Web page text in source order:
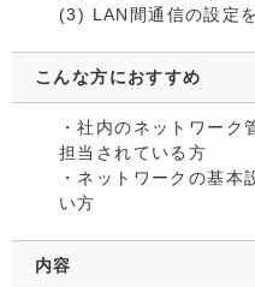
(3) LAN間通信の設定
こんな方におすすめ
・社内のネットワーク
担当されている方
・ネットワークの基本
い方
内容